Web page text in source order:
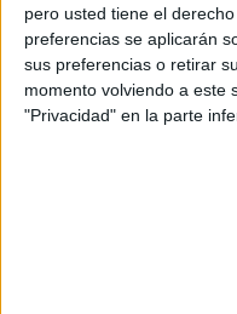
pero usted tiene el
preferencias se aplicarán
sus preferencias o retirar
momento volviendo a este
"Privacidad" en la parte
A la derecha de la
para representar el
círculos (=10) y